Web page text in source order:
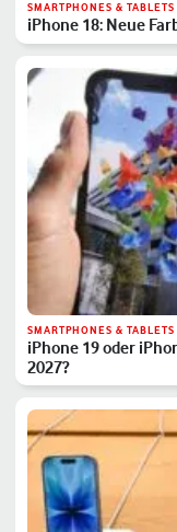
SMARTPHONES & TABLETS
iPhone 18: Neue
SMARTPHONES & TABLETS
iPhone 19 oder
2027?